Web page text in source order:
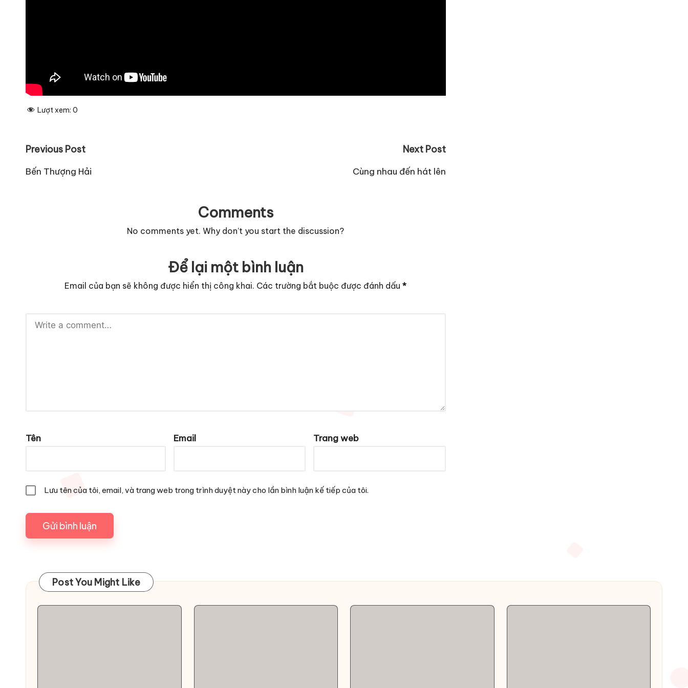
Lượt xem: 0
Post
navigation
Previous Post
Bến Thượng Hải
Next Post
Cùng nhau đến hát lên
Comments
No comments yet. Why don’t you start the discussion?
Để lại một bình luận
Email của bạn sẽ không được hiển thị công khai. Các trường bắt buộc được đánh dấu*
Tên Email Trang web
Lưu tên của tôi, email, và trang web trong trình duyệt này cho lần bình luận kế tiếp của tôi.
Post You Might Like